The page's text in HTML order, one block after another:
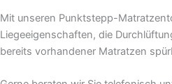
Mit unseren Punktstepp-
Liegeeigenschaften, die
bereits vorhandener Matratzen